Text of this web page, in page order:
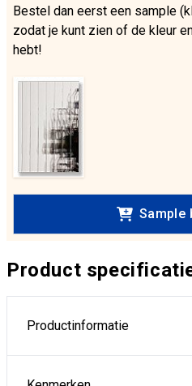
Bestel dan eerst een sample
zodat je kunt zien of de kleur
hebt!
Sample
Product
Productinformatie